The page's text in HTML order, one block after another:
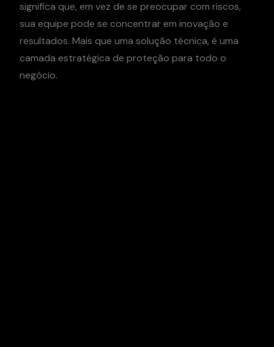
significa que, em vez de se preocupar com riscos,
sua equipe pode se concentrar em inovação e
resultados. Mais que uma solução técnica, é uma
camada estratégica de proteção para todo o
negócio.